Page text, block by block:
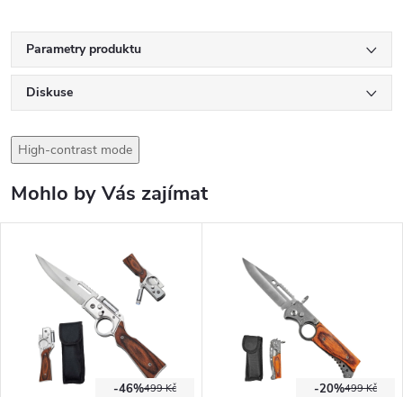
Parametry produktu
Diskuse
High-contrast mode
Mohlo by Vás zajímat
499 Kč
-46% 499 Kč
-20%